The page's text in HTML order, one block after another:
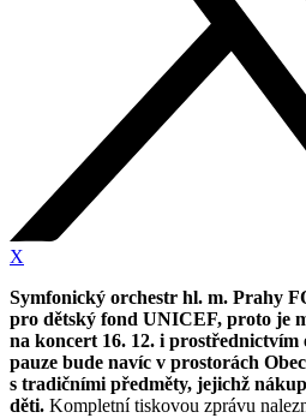
X
Symfonický orchestr hl. m. Prahy
pro dětský fond UNICEF, proto je
na koncert 16. 12. i prostřednictvím
pauze bude navíc v prostorách
s tradičními předměty, jejichž
děti. Kompletní tiskovou zprávu